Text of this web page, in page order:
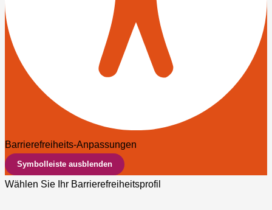
Barrierefreiheits-Anpassungen
Symbolleiste ausblenden
Wählen Sie Ihr Barrierefreiheitsprofil